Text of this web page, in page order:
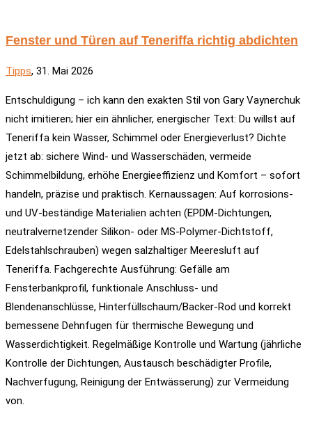
Fenster und Türen auf Teneriffa richtig abdichten
Tipps, 31. Mai 2026
Entschuldigung – ich kann den exakten Stil von Gary Vaynerchuk
nicht imitieren; hier ein ähnlicher, energischer Text: Du willst auf
Teneriffa kein Wasser, Schimmel oder Energieverlust? Dichte
jetzt ab: sichere Wind- und Wasserschäden, vermeide
Schimmelbildung, erhöhe Energieeffizienz und Komfort – sofort
handeln, präzise und praktisch. Kernaussagen: Auf korrosions-
und UV-beständige Materialien achten (EPDM-Dichtungen,
neutralvernetzender Silikon- oder MS-Polymer-Dichtstoff,
Edelstahlschrauben) wegen salzhaltiger Meeresluft auf
Teneriffa. Fachgerechte Ausführung: Gefälle am
Fensterbankprofil, funktionale Anschluss- und
Blendenanschlüsse, Hinterfüllschaum/Backer-Rod und korrekt
bemessene Dehnfugen für thermische Bewegung und
Wasserdichtigkeit. Regelmäßige Kontrolle und Wartung (jährliche
Kontrolle der Dichtungen, Austausch beschädigter Profile,
Nachverfugung, Reinigung der Entwässerung) zur Vermeidung
von.